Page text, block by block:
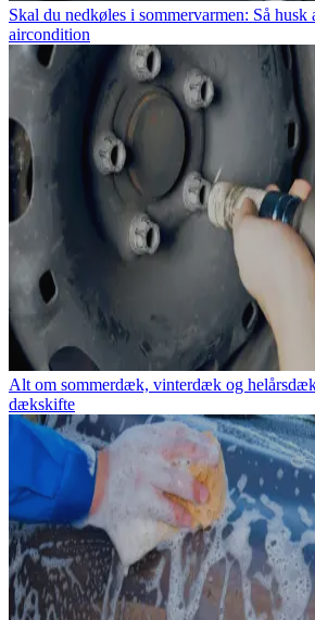
Skal du nedkøles i sommervarmen: Så husk
aircondition
Alt om sommerdæk, vinterdæk og
dækskifte